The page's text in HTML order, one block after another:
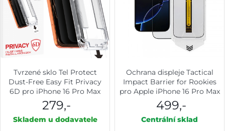
Tvrzené sklo Tel Protect
Dust-Free Easy Fit Privacy
6D pro iPhone 16 Pro Max
černé 2ks
279,-
Skladem u dodavatele
Ochrana displeje Tactical
Impact Barrier for Rookies
pro Apple iPhone 16 Pro Max
499,-
Centrální sklad